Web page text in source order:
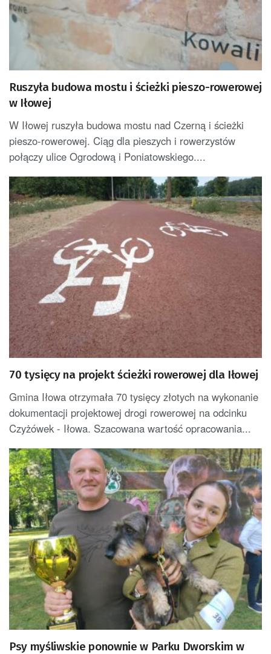
Ruszyła budowa mostu i ścieżki pieszo-rowerowej
w Iłowej
W Iłowej ruszyła budowa mostu nad Czerną i ścieżki
pieszo-rowerowej. Ciąg dla pieszych i rowerzystów
połączy ulice Ogrodową i Poniatowskiego....
70 tysięcy na projekt ścieżki rowerowej dla Iłowej
Gmina Iłowa otrzymała 70 tysięcy złotych na wykonanie
dokumentacji projektowej drogi rowerowej na odcinku
Czyżówek - Iłowa. Szacowana wartość opracowania...
Psy myśliwskie ponownie w Parku Dworskim w